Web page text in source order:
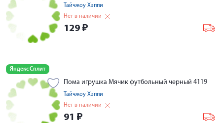
Тайчжоу Хэппи
Нет в наличии
129 ₽
Яндекс Сплит
Пома игрушка Мячик футбольный черный 4119
Тайчжоу Хэппи
Нет в наличии
91 ₽